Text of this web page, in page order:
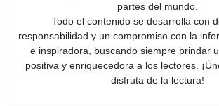
partes del mundo.
Todo el contenido se desarrolla con
responsabilidad y un compromiso con la
e inspiradora, buscando siempre brindar
positiva y enriquecedora a los lectores.
disfruta de la lectura!